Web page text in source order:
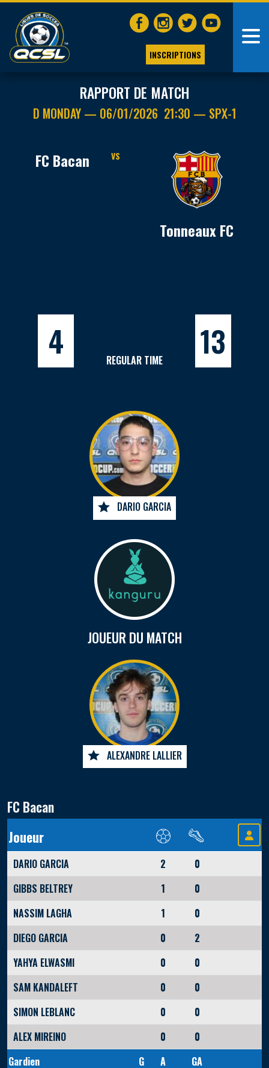
INSCRIPTIONS
RAPPORT DE MATCH
D MONDAY — 06/01/2026 21:30 — SPX-1
FC Bacan VS
Tonneaux FC
4 REGULAR TIME 13
DARIO GARCIA
JOUEUR DU MATCH
ALEXANDRE LALLIER
FC Bacan
Joueur
DARIO GARCIA 2
0
GIBBS BELTREY
1
0
NASSIM LAGHA
1
0
DIEGO GARCIA
0
2
YAHYA ELWASMI
0
0
SAM KANDALEFT
0
0
SIMON LEBLANC
0
0
ALEX MIREINO
0
0
Gardien
G A
GA